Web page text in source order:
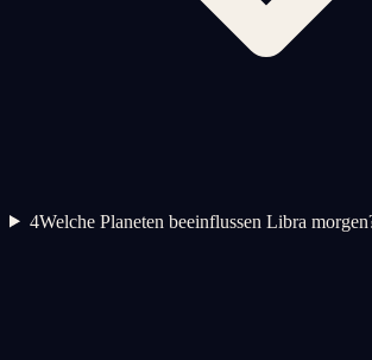
4Welche Planeten beeinflussen Libra